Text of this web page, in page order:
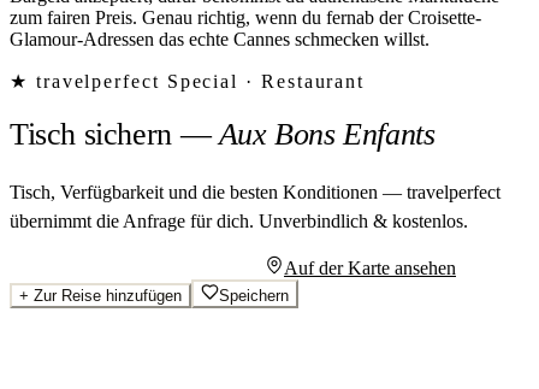
zum fairen Preis. Genau richtig, wenn du fernab der Croisette-
Glamour-Adressen das echte Cannes schmecken willst.
★ travelperfect Special · Restaurant
Tisch sichern—Aux Bons Enfants
Tisch, Verfügbarkeit und die besten Konditionen — travelperfect
übernimmt die Anfrage für dich. Unverbindlich & kostenlos.
Auf der Karte ansehen
+ Zur Reise hinzufügen Speichern